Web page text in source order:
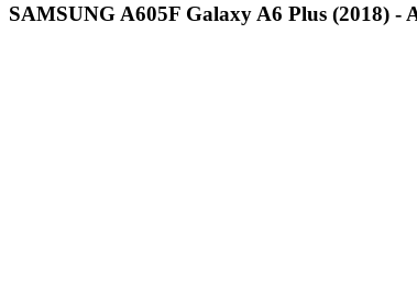
SAMSUNG A605F Galaxy A6 Plus (2018) -